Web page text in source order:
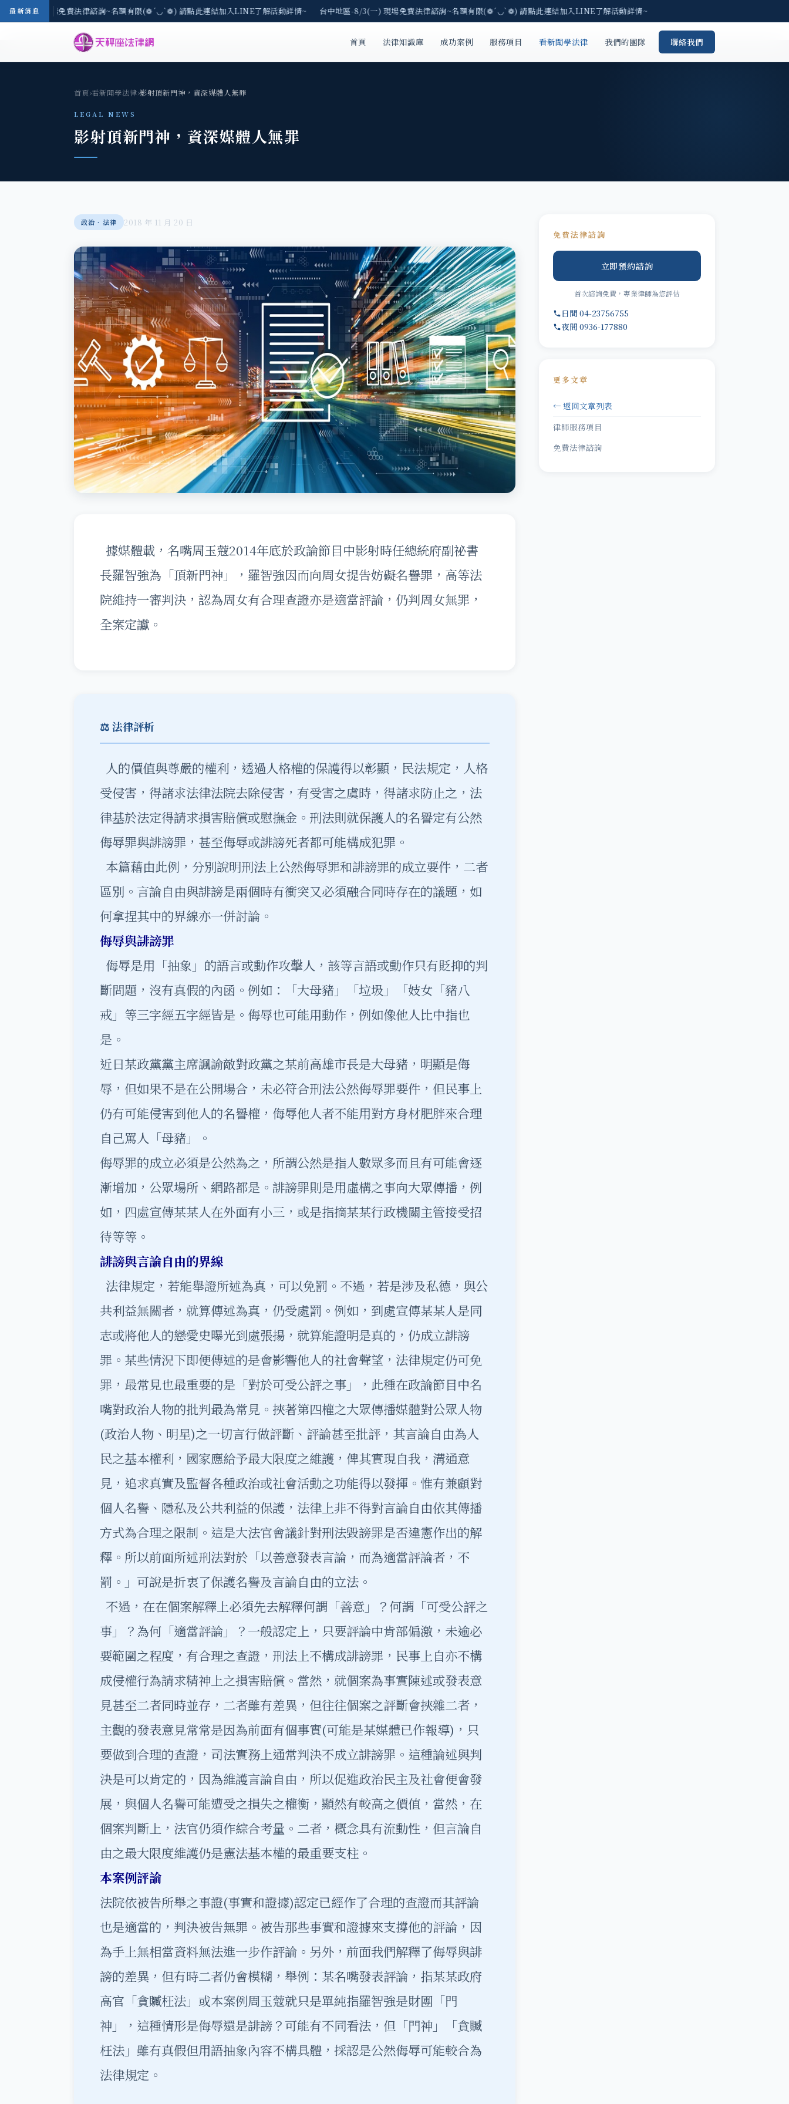
最新消息
3(一) 現場免費法律諮詢~名額有限(❁´◡`❁) 請點此連結加入LINE了解活動詳情~ 台中地區-8/3(一) 現場免費法律諮詢~名額有限(❁´◡`❁) 請點此連結加入LINE了解活動詳情~
首頁 法律知識庫 成功案例 服務項目 看新聞學法律 我們的團隊 聯絡我們
首頁›看新聞學法律›影射頂新門神，資深媒體人無罪
LEGAL NEWS
影射頂新門神，資深媒體人無罪
政治‧法律 2018 年 11 月 20 日
據媒體載，名嘴周玉蔻2014年底於政論節目中影射時任總統府副祕書
長羅智強為「頂新門神」，羅智強因而向周女提告妨礙名譽罪，高等法
院維持一審判決，認為周女有合理查證亦是適當評論，仍判周女無罪，
全案定讞。
⚖️ 法律評析
人的價值與尊嚴的權利，透過人格權的保護得以彰顯，民法規定，人格
受侵害，得諸求法律法院去除侵害，有受害之虞時，得諸求防止之，法
律基於法定得請求損害賠償或慰撫金。刑法則就保護人的名譽定有公然
侮辱罪與誹謗罪，甚至侮辱或誹謗死者都可能構成犯罪。
本篇藉由此例，分別說明刑法上公然侮辱罪和誹謗罪的成立要件，二者
區別。言論自由與誹謗是兩個時有衝突又必須融合同時存在的議題，如
何拿捏其中的界線亦一併討論。
侮辱與誹謗罪
侮辱是用「抽象」的語言或動作攻擊人，該等言語或動作只有貶抑的判
斷問題，沒有真假的內函。例如：「大母豬」「垃圾」「妓女「豬八
戒」等三字經五字經皆是。侮辱也可能用動作，例如像他人比中指也
是。
近日某政黨黨主席諷諭敵對政黨之某前高雄市長是大母豬，明顯是侮
辱，但如果不是在公開場合，未必符合刑法公然侮辱罪要件，但民事上
仍有可能侵害到他人的名譽權，侮辱他人者不能用對方身材肥胖來合理
自己罵人「母豬」。
侮辱罪的成立必須是公然為之，所謂公然是指人數眾多而且有可能會逐
漸增加，公眾場所、網路都是。誹謗罪則是用虛構之事向大眾傳播，例
如，四處宣傳某某人在外面有小三，或是指摘某某行政機關主管接受招
待等等。
誹謗與言論自由的界線
法律規定，若能舉證所述為真，可以免罰。不過，若是涉及私德，與公
共利益無關者，就算傳述為真，仍受處罰。例如，到處宣傳某某人是同
志或將他人的戀愛史曝光到處張揚，就算能證明是真的，仍成立誹謗
罪。某些情況下即便傳述的是會影響他人的社會聲望，法律規定仍可免
罪，最常見也最重要的是「對於可受公評之事」，此種在政論節目中名
嘴對政治人物的批判最為常見。挾著第四權之大眾傳播媒體對公眾人物
(政治人物、明星)之一切言行做評斷、評論甚至批評，其言論自由為人
民之基本權利，國家應給予最大限度之維護，俾其實現自我，溝通意
見，追求真實及監督各種政治或社會活動之功能得以發揮。惟有兼顧對
個人名譽、隱私及公共利益的保護，法律上非不得對言論自由依其傳播
方式為合理之限制。這是大法官會議針對刑法毀謗罪是否違憲作出的解
釋。所以前面所述刑法對於「以善意發表言論，而為適當評論者，不
罰。」可說是折衷了保護名譽及言論自由的立法。
不過，在在個案解釋上必須先去解釋何謂「善意」？何謂「可受公評之
事」？為何「適當評論」？一般認定上，只要評論中肯部偏激，未逾必
要範圍之程度，有合理之查證，刑法上不構成誹謗罪，民事上自亦不構
成侵權行為請求精神上之損害賠償。當然，就個案為事實陳述或發表意
見甚至二者同時並存，二者雖有差異，但往往個案之評斷會挾雜二者，
主觀的發表意見常常是因為前面有個事實(可能是某媒體已作報導)，只
要做到合理的查證，司法實務上通常判決不成立誹謗罪。這種論述與判
決是可以肯定的，因為維護言論自由，所以促進政治民主及社會便會發
展，與個人名譽可能遭受之損失之權衡，顯然有較高之價值，當然，在
個案判斷上，法官仍須作綜合考量。二者，概念具有流動性，但言論自
由之最大限度維護仍是憲法基本權的最重要支柱。
本案例評論
法院依被告所舉之事證(事實和證據)認定已經作了合理的查證而其評論
也是適當的，判決被告無罪。被告那些事實和證據來支撐他的評論，因
為手上無相當資料無法進一步作評論。另外，前面我們解釋了侮辱與誹
謗的差異，但有時二者仍會模糊，舉例：某名嘴發表評論，指某某政府
高官「貪贓枉法」或本案例周玉蔻就只是單純指羅智強是財團「門
神」，這種情形是侮辱還是誹謗？可能有不同看法，但「門神」「貪贓
枉法」雖有真假但用語抽象內容不構具體，採認是公然侮辱可能較合為
法律規定。
免費法律諮詢
立即預約諮詢
首次諮詢免費，專業律師為您評估
日間 04-23756755
夜間 0936-177880
更多文章
← 返回文章列表
律師服務項目
免費法律諮詢